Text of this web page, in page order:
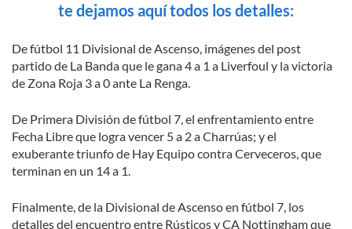
te dejamos aquí todos los detalles:
De fútbol 11 Divisional de Ascenso, imágenes del post
partido de La Banda que le gana 4 a 1 a Liverfoul y la victoria
de Zona Roja 3 a 0 ante La Renga.
De Primera División de fútbol 7, el enfrentamiento entre
Fecha Libre que logra vencer 5 a 2 a Charrúas; y el
exuberante triunfo de Hay Equipo contra Cerveceros, que
terminan en un 14 a 1.
Finalmente, de la Divisional de Ascenso en fútbol 7, los
detalles del encuentro entre Rústicos y CA Nottingham que